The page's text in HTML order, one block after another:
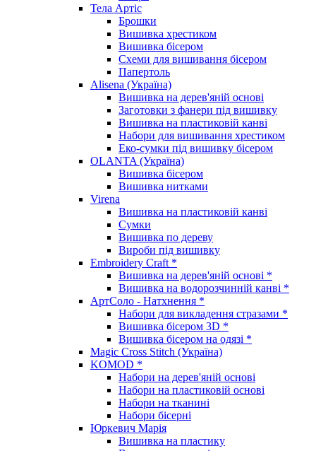
Тела Артіс
Брошки
Вишивка хрестиком
Вишивка бісером
Схеми для вишивання бісером
Папертоль
Alisena (Україна)
Вишивка на дерев'яній основі
Заготовки з фанери під вишивку
Вишивка на пластиковій канві
Набори для вишивання хрестиком
Еко-сумки під вишивку бісером
OLANTA (Україна)
Вишивка бісером
Вишивка нитками
Virena
Вишивка на пластиковій канві
Сумки
Вишивка по дереву
Вироби під вишивку
Embroidery Craft *
Вишивка на дерев'яній основі *
Вишивка на водорозчинній канві *
АртСоло - Натхнення *
Набори для викладення стразами *
Вишивка бісером 3D *
Вишивка бісером на одязі *
Magic Cross Stitch (Україна)
KOMOD *
Набори на дерев'яній основі
Набори на пластиковій основі
Набори на тканині
Набори бісерні
Юркевич Марія
Вишивка на пластику